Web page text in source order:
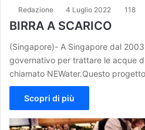
Redazione 4 Luglio 2022 118
BIRRA A SCARICO
(Singapore)- A Singapore dal
governativo per trattare le acque
chiamato NEWater.Questo
Scopri di più